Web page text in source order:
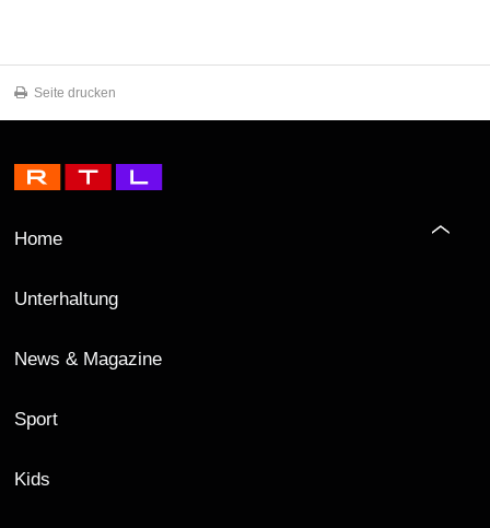
Seite drucken
Home
Unterhaltung
News & Magazine
Sport
Kids